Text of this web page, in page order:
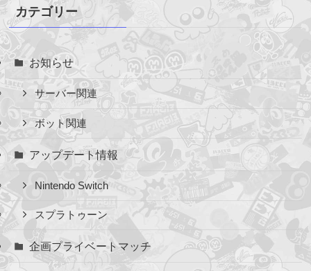
イ
ブ
カテゴリー
お知らせ
サーバー関連
ボット関連
アップデート情報
Nintendo Switch
スプラトゥーン
企画プライベートマッチ